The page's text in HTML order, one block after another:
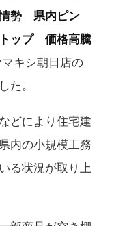
勢 県内ピン
ップ 価格高騰
キシ朝日店の
た。
どにより住宅建
内の小規模工務
る状況が取り上